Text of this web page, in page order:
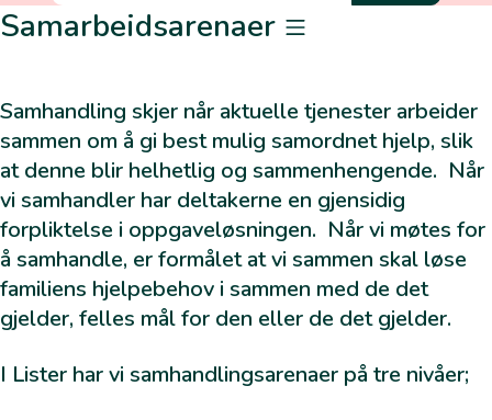
Samarbeidsarenaer
Kommunalt individnivå
Kjernegrupper
Ansvarsgruppe
Pedagogisk team
Kommunalt systemnivå
Pedagogisk team
Samhandling skjer når aktuelle tjenester arbeider
sammen om å gi best mulig samordnet hjelp, slik
at denne blir helhetlig og sammenhengende. Når
vi samhandler har deltakerne en gjensidig
forpliktelse i oppgaveløsningen. Når vi møtes for
å samhandle, er formålet at vi sammen skal løse
familiens hjelpebehov i sammen med de det
gjelder, felles mål for den eller de det gjelder.
I Lister har vi samhandlingsarenaer på tre nivåer;